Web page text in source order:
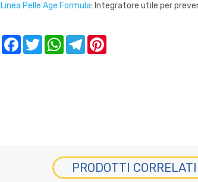
Linea Pelle Age Formula: Integratore utile per
Facebook
TwitterWhatsAppTelegram
PRODOTTI CORRELATI